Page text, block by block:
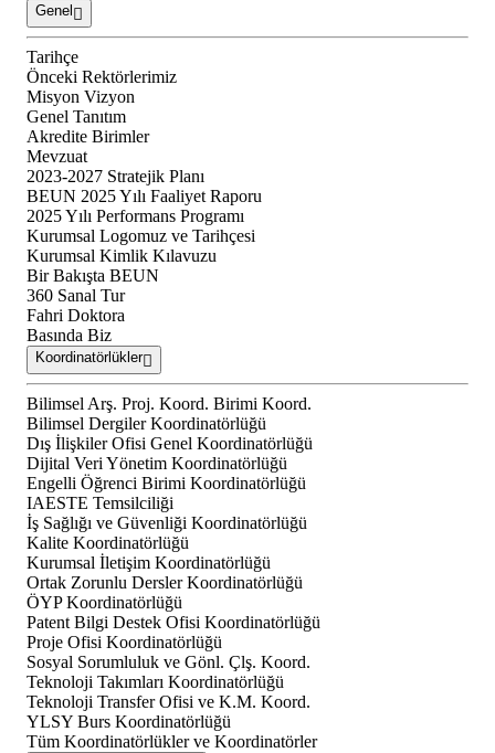
Genel
Tarihçe
Önceki Rektörlerimiz
Misyon Vizyon
Genel Tanıtım
Akredite Birimler
Mevzuat
2023-2027 Stratejik Planı
BEUN 2025 Yılı Faaliyet Raporu
2025 Yılı Performans Programı
Kurumsal Logomuz ve Tarihçesi
Kurumsal Kimlik Kılavuzu
Bir Bakışta BEUN
360 Sanal Tur
Fahri Doktora
Basında Biz
Koordinatörlükler
Bilimsel Arş. Proj. Koord. Birimi Koord.
Bilimsel Dergiler Koordinatörlüğü
Dış İlişkiler Ofisi Genel Koordinatörlüğü
Dijital Veri Yönetim Koordinatörlüğü
Engelli Öğrenci Birimi Koordinatörlüğü
IAESTE Temsilciliği
İş Sağlığı ve Güvenliği Koordinatörlüğü
Kalite Koordinatörlüğü
Kurumsal İletişim Koordinatörlüğü
Ortak Zorunlu Dersler Koordinatörlüğü
ÖYP Koordinatörlüğü
Patent Bilgi Destek Ofisi Koordinatörlüğü
Proje Ofisi Koordinatörlüğü
Sosyal Sorumluluk ve Gönl. Çlş. Koord.
Teknoloji Takımları Koordinatörlüğü
Teknoloji Transfer Ofisi ve K.M. Koord.
YLSY Burs Koordinatörlüğü
Tüm Koordinatörlükler ve Koordinatörler